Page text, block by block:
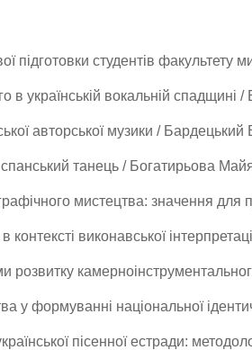
підготовки студентів
в українській вокальній спадщині
авторської музики /
танець / Богатирьова
мистецтва: значення
контексті виконавської
розвитку
у формуванні національної
пісенної естради: